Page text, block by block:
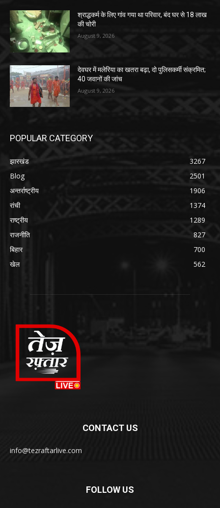
श्राद्धकर्म के लिए गांव गया था परिवार, बंद घर से 18 लाख
की चोरी
August 9, 2026
देवघर में मलेरिया का खतरा बढ़ा, दो पुलिसकर्मी संक्रमित;
40 जवानों की जांच
August 9, 2026
POPULAR CATEGORY
झारखंड
3267
Blog
2501
अन्तर्राष्ट्रीय
1906
रांची
1374
राष्ट्रीय
1289
राजनीति
827
बिहार
700
खेल
562
CONTACT US
info@tezraftarlive.com
FOLLOW US